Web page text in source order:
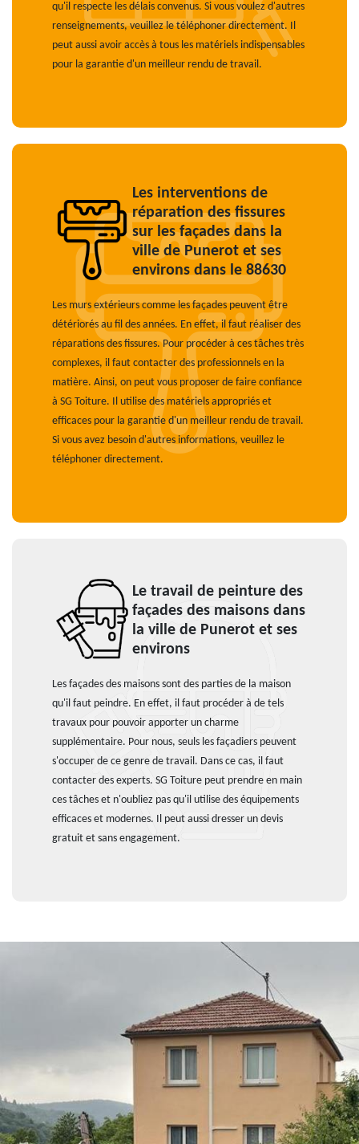
qu'il respecte les délais convenus. Si vous voulez d'autres
renseignements, veuillez le téléphoner directement. Il
peut aussi avoir accès à tous les matériels indispensables
pour la garantie d'un meilleur rendu de travail.
Les interventions de
réparation des fissures
sur les façades dans la
ville de Punerot et ses
environs dans le 88630
Les murs extérieurs comme les façades peuvent être
détériorés au fil des années. En effet, il faut réaliser des
réparations des fissures. Pour procéder à ces tâches très
complexes, il faut contacter des professionnels en la
matière. Ainsi, on peut vous proposer de faire confiance
à SG Toiture. Il utilise des matériels appropriés et
efficaces pour la garantie d'un meilleur rendu de travail.
Si vous avez besoin d'autres informations, veuillez le
téléphoner directement.
Le travail de peinture des
façades des maisons dans
la ville de Punerot et ses
environs
Les façades des maisons sont des parties de la maison
qu'il faut peindre. En effet, il faut procéder à de tels
travaux pour pouvoir apporter un charme
supplémentaire. Pour nous, seuls les façadiers peuvent
s'occuper de ce genre de travail. Dans ce cas, il faut
contacter des experts. SG Toiture peut prendre en main
ces tâches et n'oubliez pas qu'il utilise des équipements
efficaces et modernes. Il peut aussi dresser un devis
gratuit et sans engagement.